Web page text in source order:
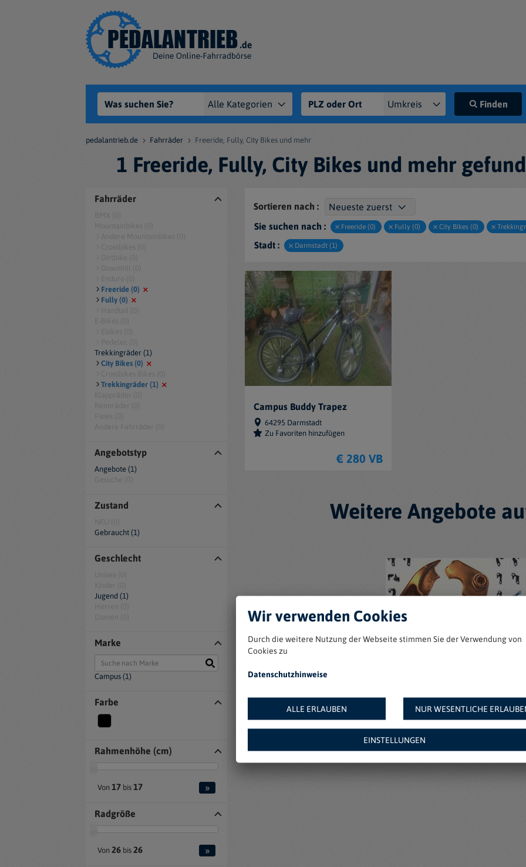
Finden
pedalantrieb.de Fahrräder Freeride, Fully, City Bikes und mehr
1 Freeride, Fully, City Bikes und mehr
Fahrräder
Freeride (0)
Fully (0)
Trekkingräder (1)
City Bikes (0)
Trekkingräder (1)
Angebotstyp
Angebote (1)
Zustand
Gebraucht (1)
Geschlecht
Jugend (1)
Marke
Campus (1)
Farbe
Rahmenhöhe (cm)
Von 17 bis 17 »
Radgröße
Von 26 bis 26 »
Sortieren nach :
Sie suchen nach :
Freeride (0) Fully (0) City Bikes (0)
Stadt : Darmstadt (1)
Campus Buddy Trapez
64295 Darmstadt
Zu Favoriten hinzufügen
€ 280 VB
Weitere Angebote
Wir verwenden Cookies
Durch die weitere Nutzung der Webseite stimmen Sie der Verwendung von
Cookies zu
Datenschutzhinweise
ALLE ERLAUBEN NUR WESENTLICHE
EINSTELLUNGEN